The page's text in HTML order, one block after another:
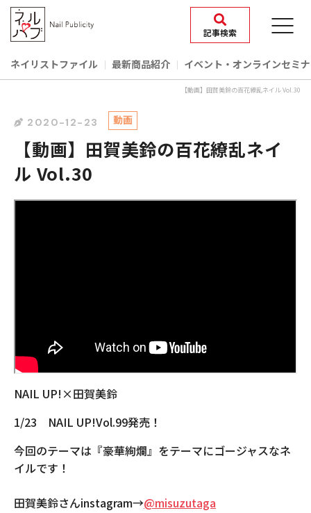
記事検索
ネイリストファイル 最新商品紹介 イベント‧オンラインセミ
【動画】田賀美鈴の百花繚乱ネイル Vol.30
2020-12-23 動画
【動画】田賀美鈴の百花繚乱ネイ
ル Vol.30
NAIL UP!×田賀美鈴
1/23 NAIL UP!Vol.99発売！
今回のテーマは『豪華絢爛』をテーマにゴージャスなネ
イルです！
田賀美鈴さんinstagram→@misuzutaga